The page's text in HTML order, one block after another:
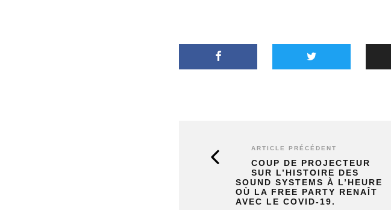
ARTICLE PRÉCÉDENT
COUP DE PROJECTEUR
SUR L’HISTOIRE DES
SOUND SYSTEMS À L’HEURE
OÙ LA FREE PARTY RENAÎT
AVEC LE COVID-19.